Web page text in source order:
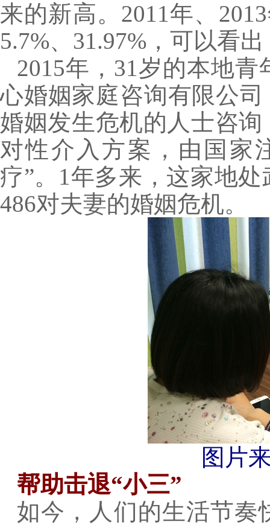
来的新高。2011年、
5.7%、31.97%，可以看
2015年，31岁的本地
心婚姻家庭咨询有限公
婚姻发生危机的人士咨
对性介入方案，由国家
疗”。1年多来，这家地
486对夫妻的婚姻危机。
图片
帮助击退“小三”
如今，人们的生活节奏